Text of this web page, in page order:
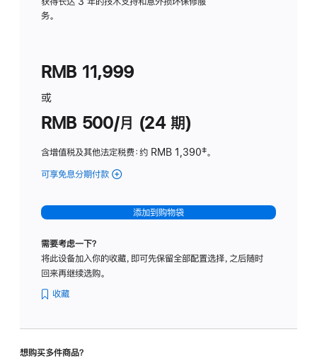
务。
RMB 11,999
或
RMB 500/月 (24 期)
含增值税及其他法定税费：约 RMB 1,390脚
‡。
可享免息分期付款 (Studio
-
标
璃
添加到购物袋
需要考虑一下？
将此设备加入你的收藏，即可先保留全部配置选择，之后随时
回来再继续选购。
收藏
想购买多件商品？